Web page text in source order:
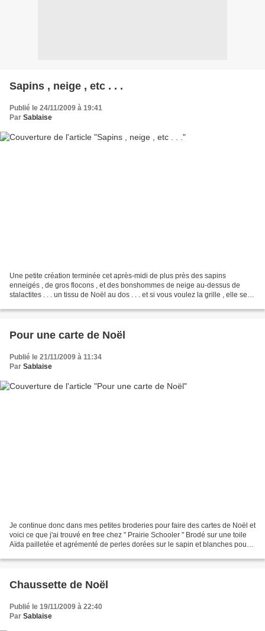
Sapins , neige , etc . . .
Publié le 24/11/2009 à 19:41
Par Sablaise
Une petite création terminée cet après-midi de plus près des sapins
enneigés , de gros flocons , et des bonshommes de neige au-dessus de
stalactites . . . un tissu de Noël au dos . . . et si vous voulez la grille , elle se
Pour une carte de Noël
Publié le 21/11/2009 à 11:34
Par Sablaise
Je continue donc dans mes petites broderies pour faire des cartes de Noël et
voici ce que j'ai trouvé en free chez " Prairie Schooler " Brodé sur une toile
Aïda pailletée et agrémenté de perles dorées sur le sapin et blanches pour
Chaussette de Noël
Publié le 19/11/2009 à 22:40
Par Sablaise